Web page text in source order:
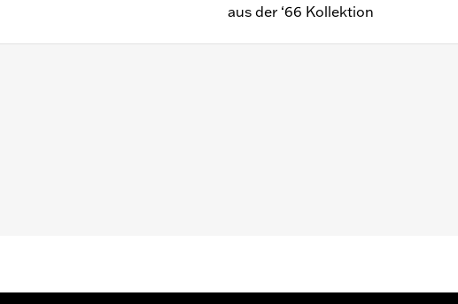
aus der ‘66 Kollektion
O-Ring und Installationsanleitung